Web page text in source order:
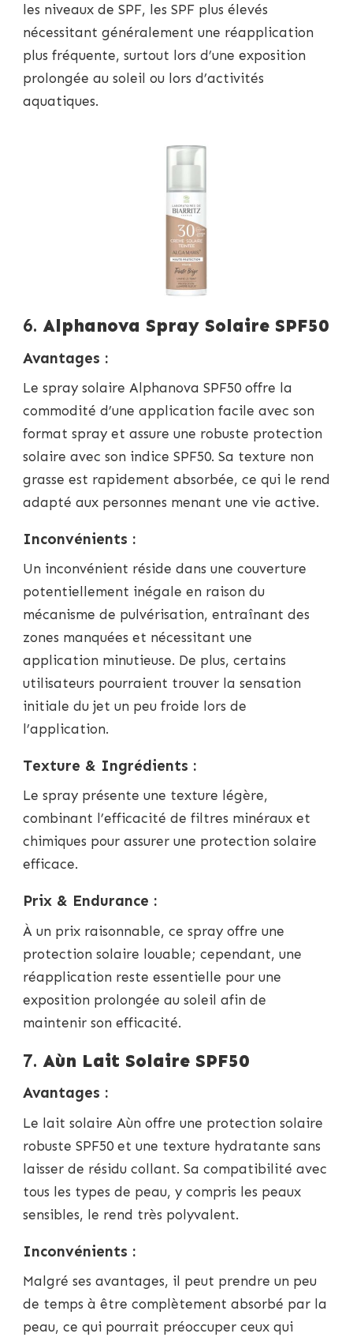
les niveaux de SPF, les SPF plus élevés
nécessitant généralement une réapplication
plus fréquente, surtout lors d’une exposition
prolongée au soleil ou lors d’activités
aquatiques.
6. Alphanova Spray Solaire SPF50
Avantages :
Le spray solaire Alphanova SPF50 offre la
commodité d’une application facile avec son
format spray et assure une robuste protection
solaire avec son indice SPF50. Sa texture non
grasse est rapidement absorbée, ce qui le rend
adapté aux personnes menant une vie active.
Inconvénients :
Un inconvénient réside dans une couverture
potentiellement inégale en raison du
mécanisme de pulvérisation, entraînant des
zones manquées et nécessitant une
application minutieuse. De plus, certains
utilisateurs pourraient trouver la sensation
initiale du jet un peu froide lors de
l’application.
Texture & Ingrédients :
Le spray présente une texture légère,
combinant l’efficacité de filtres minéraux et
chimiques pour assurer une protection solaire
efficace.
Prix & Endurance :
À un prix raisonnable, ce spray offre une
protection solaire louable; cependant, une
réapplication reste essentielle pour une
exposition prolongée au soleil afin de
maintenir son efficacité.
7. Aùn Lait Solaire SPF50
Avantages :
Le lait solaire Aùn offre une protection solaire
robuste SPF50 et une texture hydratante sans
laisser de résidu collant. Sa compatibilité avec
tous les types de peau, y compris les peaux
sensibles, le rend très polyvalent.
Inconvénients :
Malgré ses avantages, il peut prendre un peu
de temps à être complètement absorbé par la
peau, ce qui pourrait préoccuper ceux qui